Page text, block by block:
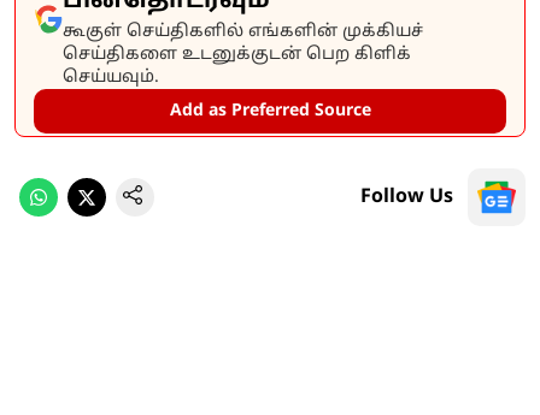
கூகுள் செய்திகளில் எங்களின் முக்கியச்
செய்திகளை உடனுக்குடன் பெற கிளிக்
செய்யவும்.
Add as Preferred Source
Follow Us